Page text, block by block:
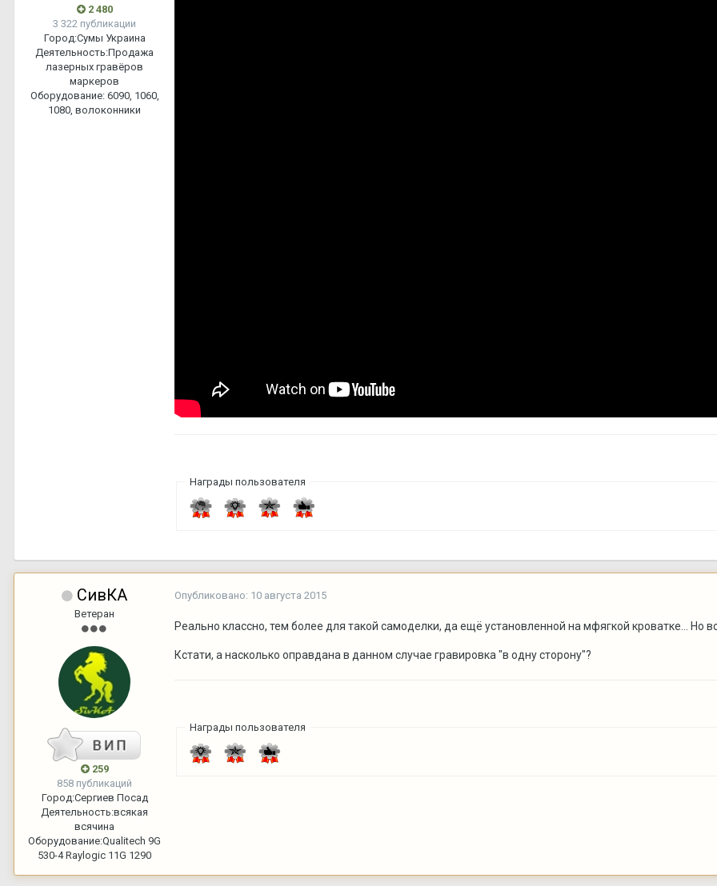
2 480
3 322 публикации
Город:Сумы Украина
Деятельность:Продажа
лазерных гравёров
маркеров
Оборудование:6090, 1060,
1080, волоконники
Награды пользователя
СивКА
Ветеран
259
858 публикаций
Город:Сергиев Посад
Деятельность:всякая
всячина
Оборудование:Qualitech 9G
530-4 Raylogic 11G 1290
Опубликовано: 10 августа 2015
Реально классно, тем более для такой самоделки, да ещё установленной на мфягкой кроватке... Но
Кстати, а насколько оправдана в данном случае гравировка "в одну сторону"?
Награды пользователя